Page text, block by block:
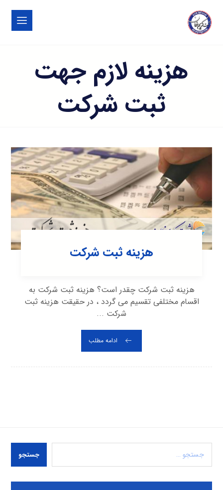
هزینه لازم جهت
ثبت شرکت
هزینه ثبت شرکت
هزینه ثبت شرکت چقدر است؟ هزینه ثبت شرکت به
اقسام مختلفی تقسیم می گردد ، در حقیقت هزینه ثبت
شرکت ...
ادامه مطلب
جستجو